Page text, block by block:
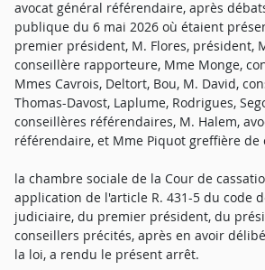
avocat général référendaire, après
publique du 6 mai 2026 où étaient
premier président, M. Flores, président,
conseillère rapporteure, Mme Monge,
Mmes Cavrois, Deltort, Bou, M. David,
Thomas-Davost, Laplume, Rodrigues,
conseillères référendaires, M. Halem,
référendaire, et Mme Piquot greffière de
la chambre sociale de la Cour de
application de l'article R. 431-5 du code
judiciaire, du premier président, du
conseillers précités, après en avoir
la loi, a rendu le présent arrêt.